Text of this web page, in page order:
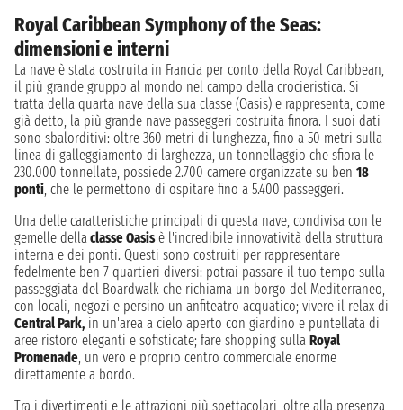
Royal Caribbean Symphony of the Seas:
dimensioni e interni
La nave è stata costruita in Francia per conto della Royal Caribbean,
il più grande gruppo al mondo nel campo della crocieristica. Si
tratta della quarta nave della sua classe (Oasis) e rappresenta, come
già detto, la più grande nave passeggeri costruita finora. I suoi dati
sono sbalorditivi: oltre 360 metri di lunghezza, fino a 50 metri sulla
linea di galleggiamento di larghezza, un tonnellaggio che sfiora le
230.000 tonnellate, possiede 2.700 camere organizzate su ben 18
ponti, che le permettono di ospitare fino a 5.400 passeggeri.
Una delle caratteristiche principali di questa nave, condivisa con le
gemelle dellaclasse Oasisè l'incredibile innovatività della struttura
interna e dei ponti. Questi sono costruiti per rappresentare
fedelmente ben 7 quartieri diversi: potrai passare il tuo tempo sulla
passeggiata del Boardwalk che richiama un borgo del Mediterraneo,
con locali, negozi e persino un anfiteatro acquatico; vivere il relax di
Central Park, in un'area a cielo aperto con giardino e puntellata di
aree ristoro eleganti e sofisticate; fare shopping sulla Royal
Promenade, un vero e proprio centro commerciale enorme
direttamente a bordo.
Tra i divertimenti e le attrazioni più spettacolari, oltre alla presenza